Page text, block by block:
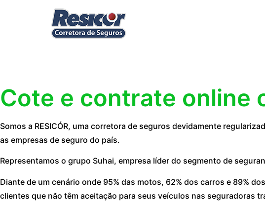
Cote e contrate online
Somos a RESICÓR, uma corretora de seguros devidamente
as empresas de seguro do país.
Representamos o grupo Suhai, empresa líder do segmento de
Diante de um cenário onde 95% das motos, 62% dos carros e 89%
clientes que não têm aceitação para seus veículos nas seguradoras